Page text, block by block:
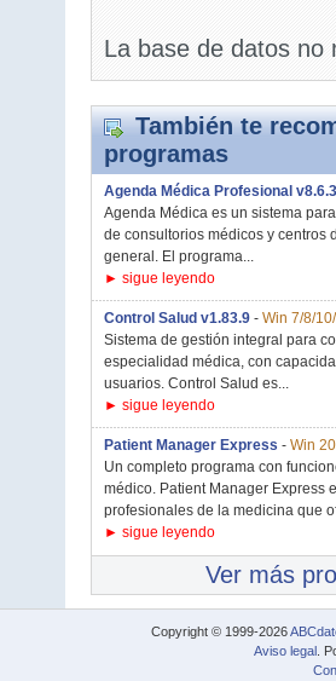
La base de datos no
También te
programas
Agenda Médica Profesional v8.6.3
Agenda Médica es un sistema
de consultorios médicos y centros
general. El programa...
► sigue leyendo
Control Salud v1.83.9 - Win 7/8/
Sistema de gestión integral para
especialidad médica, con
usuarios. Control Salud es...
► sigue leyendo
Patient Manager Express - Win
Un completo programa con
médico. Patient Manager Express
profesionales de la medicina que
► sigue leyendo
Ver más
Copyright © 1999-2026
Aviso legal .